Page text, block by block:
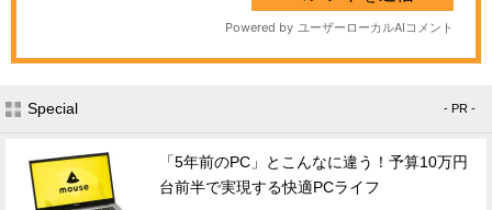
Special - PR -
「5年前のPC」とこんなに違う！予算10万円
台前半で実現する快適PCライフ